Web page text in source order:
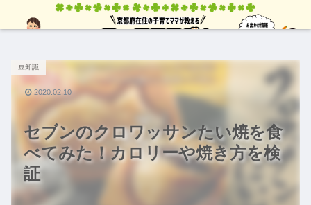
セブンのクロワッサンたい焼を食
べてみた！カロリーや焼き方を検
証
豆知識
2020.02.10